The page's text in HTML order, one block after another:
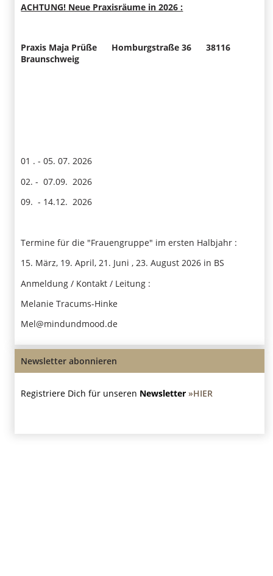
ACHTUNG! Neue Praxisräume in 2026 :
Praxis Maja Prüße Homburgstraße 36 38116
Braunschweig
01 . - 05. 07. 2026
02. - 07.09. 2026
09. - 14.12. 2026
Termine für die "Frauengruppe" im ersten Halbjahr :
15. März, 19. April, 21. Juni , 23. August 2026 in BS
Anmeldung / Kontakt / Leitung :
Melanie Tracums-Hinke
Mel@mindundmood.de
Newsletter abonnieren
Registriere Dich für unseren Newsletter »HIER